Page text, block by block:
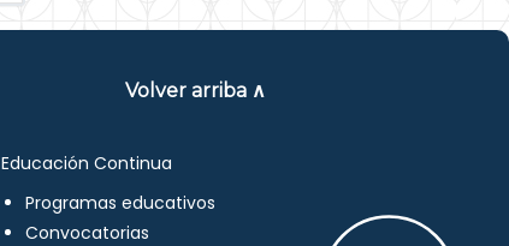
Volver arriba ∧
Educación Continua
Programas educativos
Convocatorias